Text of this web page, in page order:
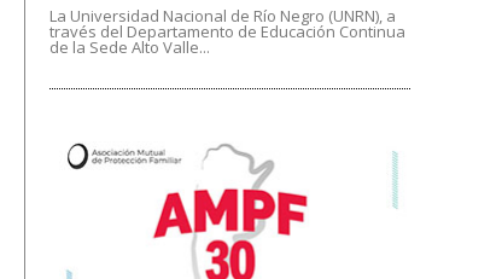
La Universidad Nacional de Río Negro (UNRN), a
través del Departamento de Educación Continua
de la Sede Alto Valle...